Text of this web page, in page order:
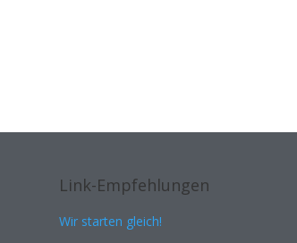
Link-Empfehlungen
Wir starten gleich!